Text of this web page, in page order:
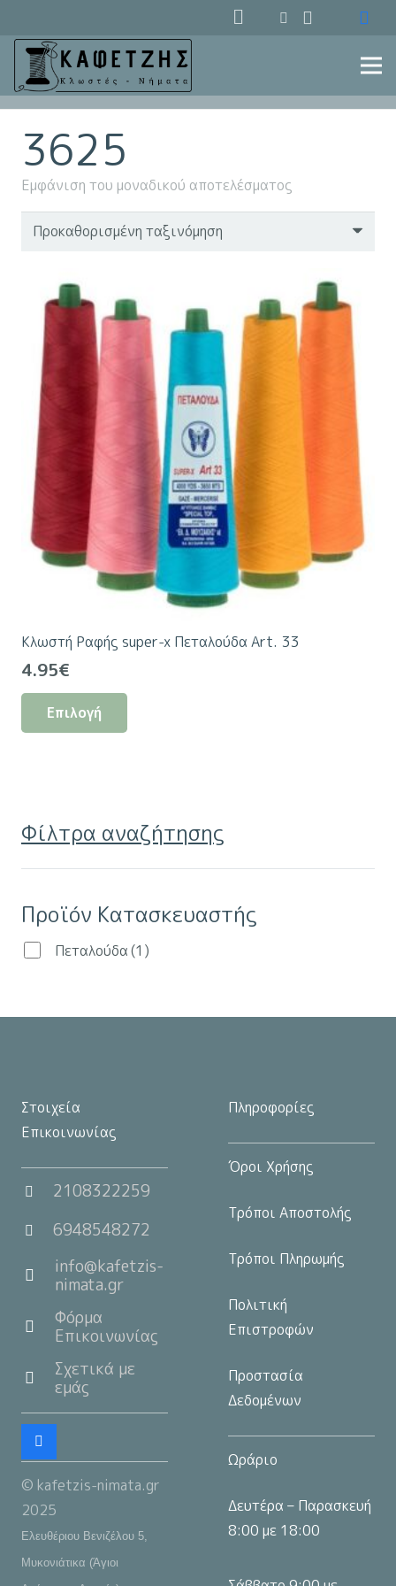
3625
Εμφάνιση του μοναδικού αποτελέσματος
Κλωστή Ραφής super-x Πεταλούδα Art. 33
4.95€
Επιλογή
Οι
επιλογές
να
επιλεγούν
του
Φίλτρα αναζήτησης
Προϊόν Κατασκευαστής
Πεταλούδα(1)
Στοιχεία
Επικοινωνίας
2108322259
6948548272
info@kafetzis-
nimata.gr
Φόρμα
Επικοινωνίας
Σχετικά με
εμάς
© kafetzis-nimata.gr
2025
Ελευθέριου Βενιζέλου 5,
Μυκονιάτικα (Άγιοι
Πληροφορίες
Όροι Χρήσης
Τρόποι Αποστολής
Τρόποι Πληρωμής
Πολιτική
Επιστροφών
Προστασία
Δεδομένων
Ωράριο
Δευτέρα – Παρασκευή
8:00 με 18:00